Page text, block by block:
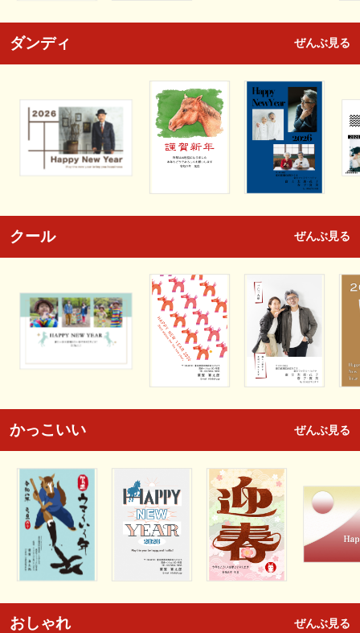
ダンディ ぜんぶ見る
クール ぜんぶ見る
かっこいい ぜんぶ見る
おしゃれ ぜんぶ見る